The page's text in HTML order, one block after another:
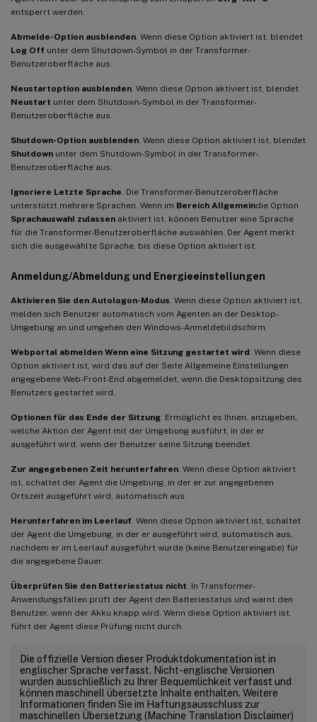
entsperrt werden.
Abmelde-Option ausblenden . Wenn diese Option aktiviert ist, blendet
Log Off unter dem Shutdown-Symbol in der Transformer-
Benutzeroberfläche aus.
Neustartoption ausblenden . Wenn diese Option aktiviert ist, blendet
Neustart unter dem Shutdown-Symbol in der Transformer-
Benutzeroberfläche aus.
Shutdown-Option ausblenden . Wenn diese Option aktiviert ist, blendet
Shutdown unter dem Shutdown-Symbol in der Transformer-
Benutzeroberfläche aus.
Ignoriere Letzte Sprache . Die Transformer-Benutzeroberfläche
unterstützt mehrere Sprachen. Wenn im Bereich Allgemeindie Option
Sprachauswahl zulassen aktiviert ist, können Benutzer eine Sprache
für die Transformer-Benutzeroberfläche auswählen. Der Agent merkt
sich die ausgewählte Sprache, bis diese Option aktiviert ist.
Anmeldung/Abmeldung und Energieeinstellungen
Aktivieren Sie den Autologon-Modus . Wenn diese Option aktiviert ist,
melden sich Benutzer automatisch vom Agenten an der Desktop-
Umgebung an und umgehen den Windows-Anmeldebildschirm.
Webportal abmelden Wenn eine Sitzung gestartet wird . Wenn diese
Option aktiviert ist, wird das auf der Seite Allgemeine Einstellungen
angegebene Web-Front-End abgemeldet, wenn die Desktopsitzung des
Benutzers gestartet wird.
Optionen für das Ende der Sitzung . Ermöglicht es Ihnen, anzugeben,
welche Aktion der Agent mit der Umgebung ausführt, in der er
ausgeführt wird, wenn der Benutzer seine Sitzung beendet.
Zur angegebenen Zeit herunterfahren . Wenn diese Option aktiviert
ist, schaltet der Agent die Umgebung, in der er zur angegebenen
Ortszeit ausgeführt wird, automatisch aus.
Herunterfahren im Leerlauf . Wenn diese Option aktiviert ist, schaltet
der Agent die Umgebung, in der er ausgeführt wird, automatisch aus,
nachdem er im Leerlauf ausgeführt wurde (keine Benutzereingabe) für
die angegebene Dauer.
Überprüfen Sie den Batteriestatus nicht . In Transformer-
Anwendungsfällen prüft der Agent den Batteriestatus und warnt den
Benutzer, wenn der Akku knapp wird. Wenn diese Option aktiviert ist,
führt der Agent diese Prüfung nicht durch.
Die offizielle Version dieser Produktdokumentation ist in
englischer Sprache verfasst. Nicht-englische Versionen
wurden ausschließlich zu Ihrer Bequemlichkeit verfasst und
können maschinell übersetzte Inhalte enthalten. Weitere
Informationen finden Sie im Haftungsausschluss zur
maschinellen Übersetzung (Machine Translation Disclaimer)